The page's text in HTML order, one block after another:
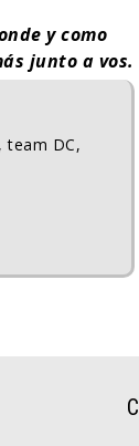
y como
junto a vos.
team DC,